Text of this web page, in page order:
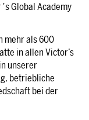
Global Academy
mehr als 600
in allen Victor’s
unserer
betriebliche
bei der